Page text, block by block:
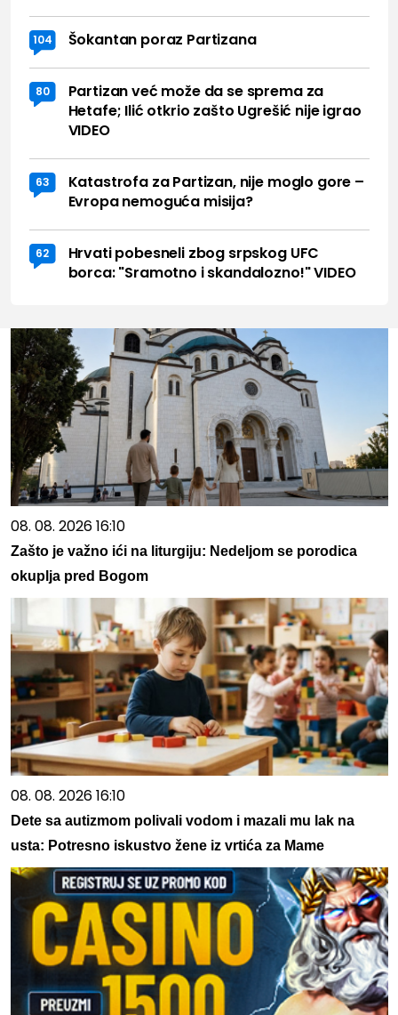
104 Šokantan poraz Partizana
80
Partizan već može da se sprema za
Hetafe; Ilić otkrio zašto Ugrešić nije igrao
VIDEO
63
Katastrofa za Partizan, nije moglo gore –
Evropa nemoguća misija?
62
Hrvati pobesneli zbog srpskog UFC
borca: "Sramotno i skandalozno!" VIDEO
08. 08. 2026 16:10
Zašto je važno ići na liturgiju: Nedeljom se porodica
okuplja pred Bogom
08. 08. 2026 16:10
Dete sa autizmom polivali vodom i mazali mu lak na
usta: Potresno iskustvo žene iz vrtića za Mame